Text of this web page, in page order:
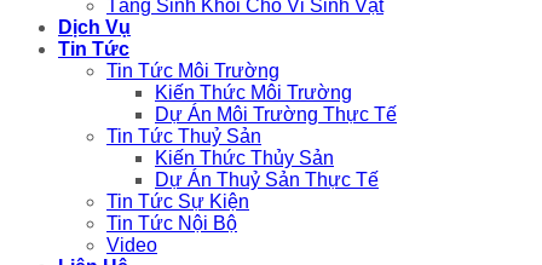
Tăng Sinh Khối Cho Vi Sinh Vật
Dịch Vụ
Tin Tức
Tin Tức Môi Trường
Kiến Thức Môi Trường
Dự Án Môi Trường Thực Tế
Tin Tức Thuỷ Sản
Kiến Thức Thủy Sản
Dự Án Thuỷ Sản Thực Tế
Tin Tức Sự Kiện
Tin Tức Nội Bộ
Video